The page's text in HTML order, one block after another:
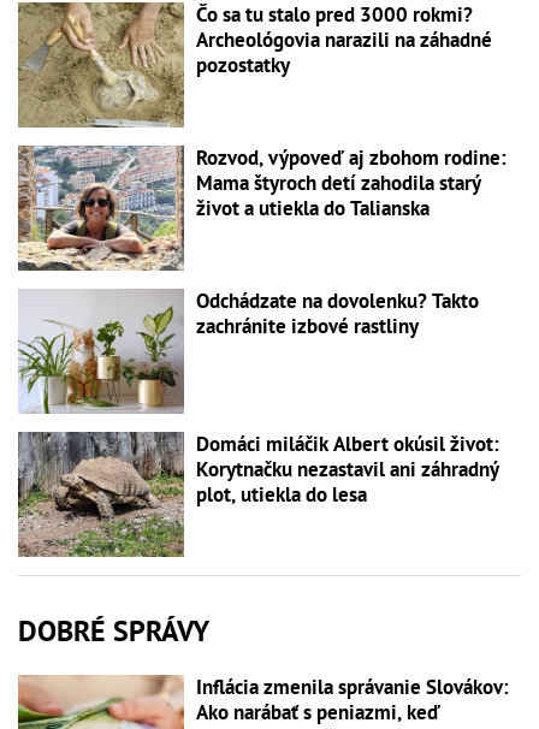
Čo sa tu stalo pred 3000 rokmi?
Archeológovia narazili na záhadné
pozostatky
Rozvod, výpoveď aj zbohom rodine:
Mama štyroch detí zahodila starý
život a utiekla do Talianska
Odchádzate na dovolenku? Takto
zachránite izbové rastliny
Domáci miláčik Albert okúsil život:
Korytnačku nezastavil ani záhradný
plot, utiekla do lesa
DOBRÉ SPRÁVY
Inflácia zmenila správanie Slovákov:
Ako narábať s peniazmi, keď